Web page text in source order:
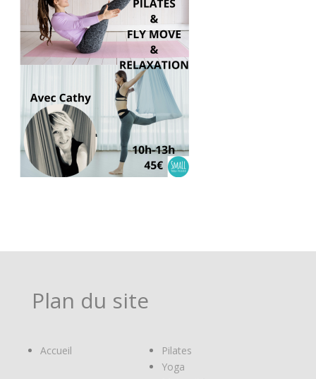
Plan du site
Accueil
Pilates
Yoga